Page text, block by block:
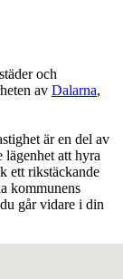
och
av Dalarna,
är en del av
lägenhet att hyra
ett rikstäckande
kommunens
går vidare i din